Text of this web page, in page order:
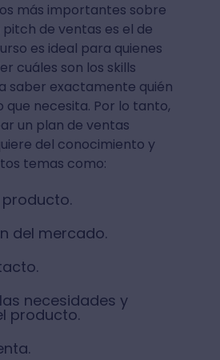
más importantes sobre
de ventas es el de
es ideal para quienes
cuáles son los skills
saber exactamente quién
que necesita. Por lo tanto,
un plan de ventas
del conocimiento y
temas como:
del mercado.
necesidades y
producto.